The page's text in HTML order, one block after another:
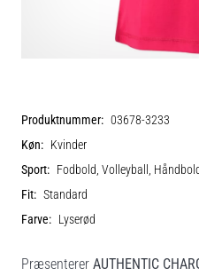
Produktnummer: 03678-3233
Køn: Kvinder
Sport: Fodbold, Volleyball,
Fit: Standard
Farve: Lyserød
Præsenterer AUTHENTIC